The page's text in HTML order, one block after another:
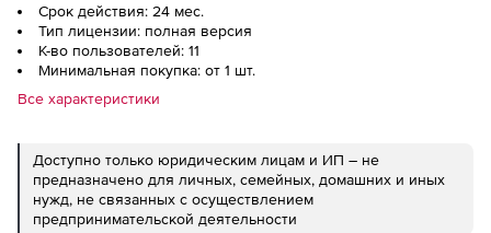
Срок действия: 24 мес.
Тип лицензии: полная версия
К-во пользователей: 11
Минимальная покупка: от 1 шт.
Все характеристики
Доступно только юридическим лицам и ИП – не
предназначено для личных, семейных, домашних и иных
нужд, не связанных с осуществлением
предпринимательской деятельности